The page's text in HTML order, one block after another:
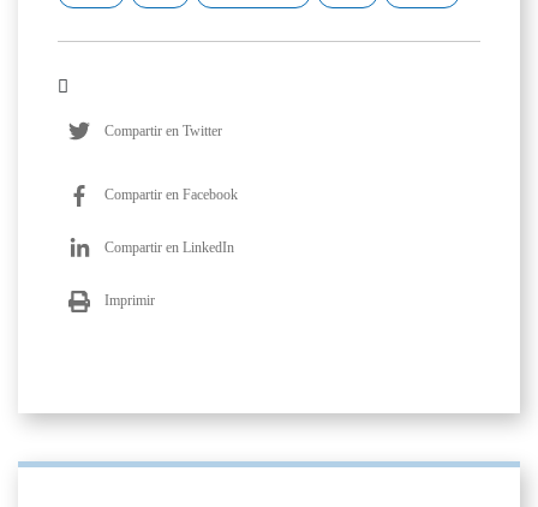
Compartir en Twitter
Compartir en Facebook
Compartir en LinkedIn
Imprimir